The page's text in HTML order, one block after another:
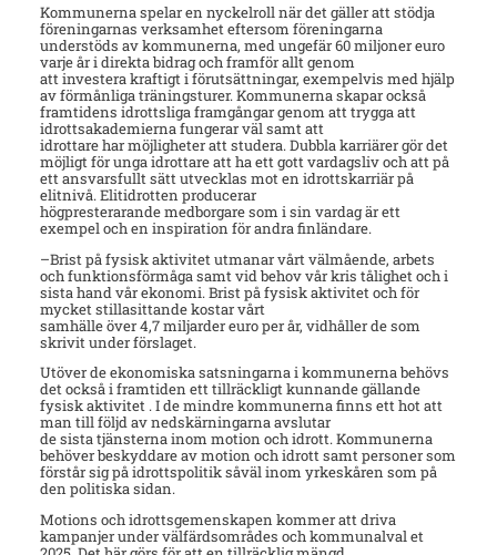
Kommunerna spelar en nyckelroll när det gäller att stödja
föreningarnas verksamhet eftersom föreningarna
understöds av kommunerna, med ungefär 60 miljoner euro
varje år i direkta bidrag och framför allt genom
att investera kraftigt i förutsättningar, exempelvis med hjälp
av förmånliga träningsturer. Kommunerna skapar också
framtidens idrottsliga framgångar genom att trygga att
idrottsakademierna fungerar väl samt att
idrottare har möjligheter att studera. Dubbla karriärer gör det
möjligt för unga idrottare att ha ett gott vardagsliv och att på
ett ansvarsfullt sätt utvecklas mot en idrottskarriär på
elitnivå. Elitidrotten producerar
högpresterarande medborgare som i sin vardag är ett
exempel och en inspiration för andra finländare.
–Brist på fysisk aktivitet utmanar vårt välmående, arbets
och funktionsförmåga samt vid behov vår kris tålighet och i
sista hand vår ekonomi. Brist på fysisk aktivitet och för
mycket stillasittande kostar vårt
samhälle över 4,7 miljarder euro per år, vidhåller de som
skrivit under förslaget.
Utöver de ekonomiska satsningarna i kommunerna behövs
det också i framtiden ett tillräckligt kunnande gällande
fysisk aktivitet . I de mindre kommunerna finns ett hot att
man till följd av nedskärningarna avslutar
de sista tjänsterna inom motion och idrott. Kommunerna
behöver beskyddare av motion och idrott samt personer som
förstår sig på idrottspolitik såväl inom yrkeskåren som på
den politiska sidan.
Motions och idrottsgemenskapen kommer att driva
kampanjer under välfärdsområdes och kommunalval et